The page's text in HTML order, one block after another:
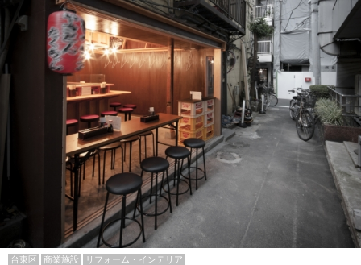
台東区 商業施設 リフォーム・インテリア